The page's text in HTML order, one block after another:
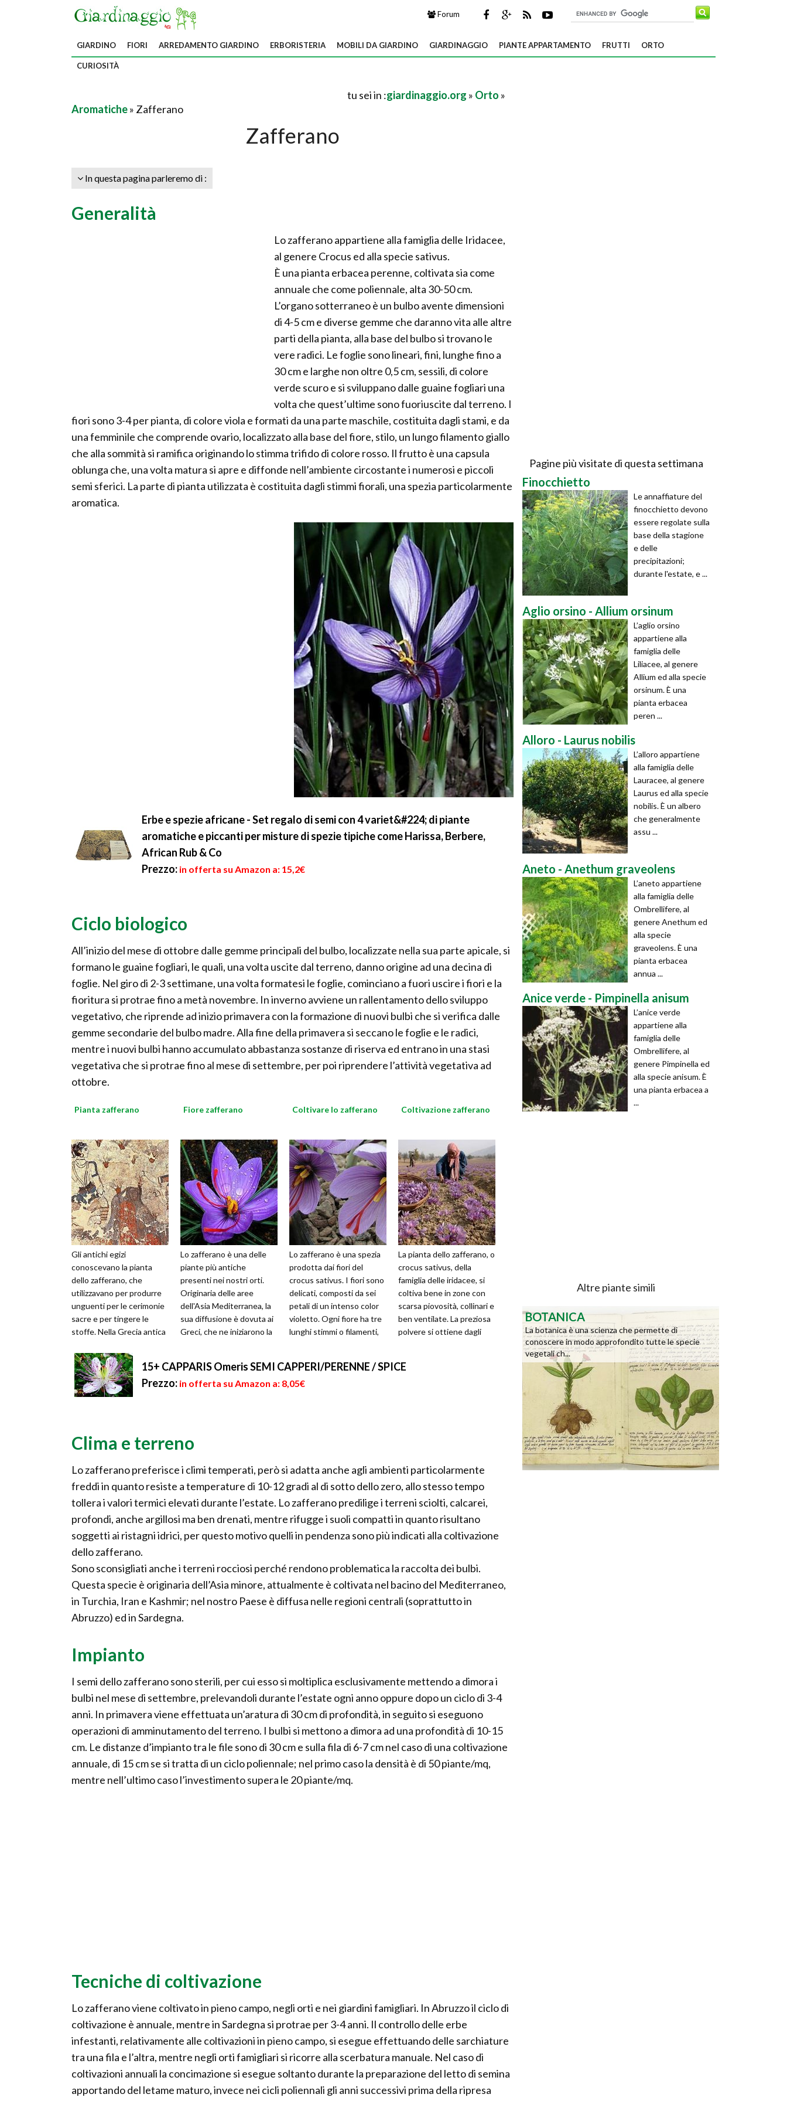
Forum
GIARDINO FIORI ARREDAMENTO GIARDINO ERBORISTERIA MOBILI DA GIARDINO GIARDINAGGIO PIANTE APPARTAMENTO FRUTTI ORTO
CURIOSITÀ
tu sei in :giardinaggio.org » Orto »
Aromatiche» Zafferano
Zafferano
In questa pagina parleremo di :
Generalità
Lo zafferano appartiene alla famiglia delle Iridacee,
al genere Crocus ed alla specie sativus.
È una pianta erbacea perenne, coltivata sia come
annuale che come poliennale, alta 30-50 cm.
L’organo sotterraneo è un bulbo avente dimensioni
di 4-5 cm e diverse gemme che daranno vita alle altre
parti della pianta, alla base del bulbo si trovano le
vere radici. Le foglie sono lineari, fini, lunghe fino a
30 cm e larghe non oltre 0,5 cm, sessili, di colore
verde scuro e si sviluppano dalle guaine fogliari una
volta che quest’ultime sono fuoriuscite dal terreno. I
fiori sono 3-4 per pianta, di colore viola e formati da una parte maschile, costituita dagli stami, e da
una femminile che comprende ovario, localizzato alla base del fiore, stilo, un lungo filamento giallo
che alla sommità si ramifica originando lo stimma trifido di colore rosso. Il frutto è una capsula
oblunga che, una volta matura si apre e diffonde nell’ambiente circostante i numerosi e piccoli
semi sferici. La parte di pianta utilizzata è costituita dagli stimmi fiorali, una spezia particolarmente
aromatica.
Erbe e spezie africane - Set regalo di semi con 4 variet&#224; di piante
aromatiche e piccanti per misture di spezie tipiche come Harissa, Berbere,
African Rub & Co
Prezzo: in offerta su Amazon a: 15,2€
Ciclo biologico
All’inizio del mese di ottobre dalle gemme principali del bulbo, localizzate nella sua parte apicale, si
formano le guaine fogliari, le quali, una volta uscite dal terreno, danno origine ad una decina di
foglie. Nel giro di 2-3 settimane, una volta formatesi le foglie, cominciano a fuori uscire i fiori e la
fioritura si protrae fino a metà novembre. In inverno avviene un rallentamento dello sviluppo
vegetativo, che riprende ad inizio primavera con la formazione di nuovi bulbi che si verifica dalle
gemme secondarie del bulbo madre. Alla fine della primavera si seccano le foglie e le radici,
mentre i nuovi bulbi hanno accumulato abbastanza sostanze di riserva ed entrano in una stasi
vegetativa che si protrae fino al mese di settembre, per poi riprendere l’attività vegetativa ad
ottobre.
Pianta zafferano
Gli antichi egizi
conoscevano la pianta
dello zafferano, che
utilizzavano per produrre
unguenti per le cerimonie
sacre e per tingere le
stoffe. Nella Grecia antica
era utiliz...
Fiore zafferano
Lo zafferano è una delle
piante più antiche
presenti nei nostri orti.
Originaria delle aree
dell'Asia Mediterranea, la
sua diffusione è dovuta ai
Greci, che ne iniziarono la
Coltivare lo zafferano
Lo zafferano è una spezia
prodotta dai fiori del
crocus sativus. I fiori sono
delicati, composti da sei
petali di un intenso color
violetto. Ogni fiore ha tre
lunghi stimmi o filamenti,
Coltivazione zafferano
La pianta dello zafferano, o
crocus sativus, della
famiglia delle iridacee, si
coltiva bene in zone con
scarsa piovosità, collinari e
ben ventilate. La preziosa
polvere si ottiene dagli
15+ CAPPARIS Omeris SEMI CAPPERI/PERENNE / SPICE
Prezzo: in offerta su Amazon a: 8,05€
Clima e terreno
Lo zafferano preferisce i climi temperati, però si adatta anche agli ambienti particolarmente
freddi in quanto resiste a temperature di 10-12 gradi al di sotto dello zero, allo stesso tempo
tollera i valori termici elevati durante l’estate. Lo zafferano predilige i terreni sciolti, calcarei,
profondi, anche argillosi ma ben drenati, mentre rifugge i suoli compatti in quanto risultano
soggetti ai ristagni idrici, per questo motivo quelli in pendenza sono più indicati alla coltivazione
dello zafferano.
Sono sconsigliati anche i terreni rocciosi perché rendono problematica la raccolta dei bulbi.
Questa specie è originaria dell’Asia minore, attualmente è coltivata nel bacino del Mediterraneo,
in Turchia, Iran e Kashmir; nel nostro Paese è diffusa nelle regioni centrali (soprattutto in
Abruzzo) ed in Sardegna.
Impianto
I semi dello zafferano sono sterili, per cui esso si moltiplica esclusivamente mettendo a dimora i
bulbi nel mese di settembre, prelevandoli durante l’estate ogni anno oppure dopo un ciclo di 3-4
anni. In primavera viene effettuata un’aratura di 30 cm di profondità, in seguito si eseguono
operazioni di amminutamento del terreno. I bulbi si mettono a dimora ad una profondità di 10-15
cm. Le distanze d’impianto tra le file sono di 30 cm e sulla fila di 6-7 cm nel caso di una coltivazione
annuale, di 15 cm se si tratta di un ciclo poliennale; nel primo caso la densità è di 50 piante/mq,
mentre nell’ultimo caso l’investimento supera le 20 piante/mq.
Tecniche di coltivazione
Lo zafferano viene coltivato in pieno campo, negli orti e nei giardini famigliari. In Abruzzo il ciclo di
coltivazione è annuale, mentre in Sardegna si protrae per 3-4 anni. Il controllo delle erbe
infestanti, relativamente alle coltivazioni in pieno campo, si esegue effettuando delle sarchiature
tra una fila e l’altra, mentre negli orti famigliari si ricorre alla scerbatura manuale. Nel caso di
coltivazioni annuali la concimazione si esegue soltanto durante la preparazione del letto di semina
apportando del letame maturo, invece nei cicli poliennali gli anni successivi prima della ripresa
Pagine più visitate di questa settimana
Finocchietto
Le annaffiature del
finocchietto devono
essere regolate sulla
base della stagione
e delle
precipitazioni;
durante l'estate, e ...
Aglio orsino - Allium orsinum
L’aglio orsino
appartiene alla
famiglia delle
Liliacee, al genere
Allium ed alla specie
orsinum. È una
pianta erbacea
peren ...
Alloro - Laurus nobilis
L’alloro appartiene
alla famiglia delle
Lauracee, al genere
Laurus ed alla specie
nobilis. È un albero
che generalmente
assu ...
Aneto - Anethum graveolens
L’aneto appartiene
alla famiglia delle
Ombrellifere, al
genere Anethum ed
alla specie
graveolens. È una
pianta erbacea
annua ...
Anice verde - Pimpinella anisum
L’anice verde
appartiene alla
famiglia delle
Ombrellifere, al
genere Pimpinella ed
alla specie anisum. È
una pianta erbacea a
...
Altre piante simili
BOTANICA
La botanica è una scienza che permette di
conoscere in modo approfondito tutte le specie
vegetali ch...